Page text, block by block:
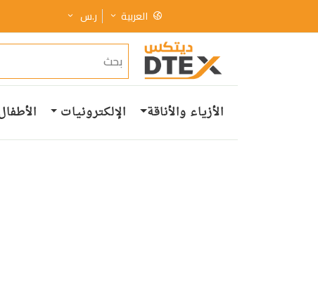
العربية ر.س
الأزياء والأناقة الإلكترونيات